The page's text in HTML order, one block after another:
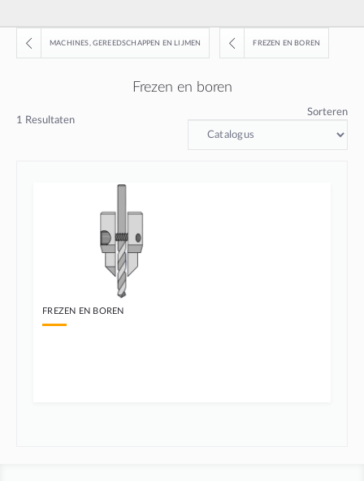
MACHINES, GEREEDSCHAPPEN EN LIJMEN FREZEN EN BOREN
Frezen en boren
1 Resultaten
Sorteren
FREZEN EN BOREN